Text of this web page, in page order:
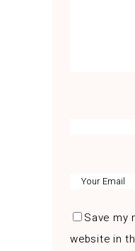
Save my
website in